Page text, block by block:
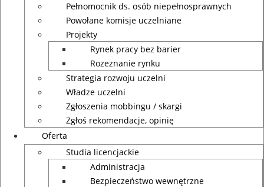
Pełnomocnik ds. osób niepełnosprawnych
Powołane komisje uczelniane
Projekty
Rynek pracy bez barier
Rozeznanie rynku
Strategia rozwoju uczelni
Władze uczelni
Zgłoszenia mobbingu / skargi
Zgłoś rekomendacje, opinię
Oferta
Studia licencjackie
Administracja
Bezpieczeństwo wewnętrzne